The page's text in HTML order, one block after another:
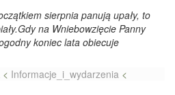
sierpnia panują upały, to
na Wniebowzięcie Panny
koniec lata obiecuje
< Informacje_i_wydarzenia <